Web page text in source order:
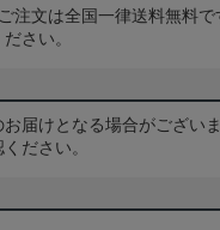
注文は全国一律送料無料で
さい。
届けとなる場合がござい
ださい。